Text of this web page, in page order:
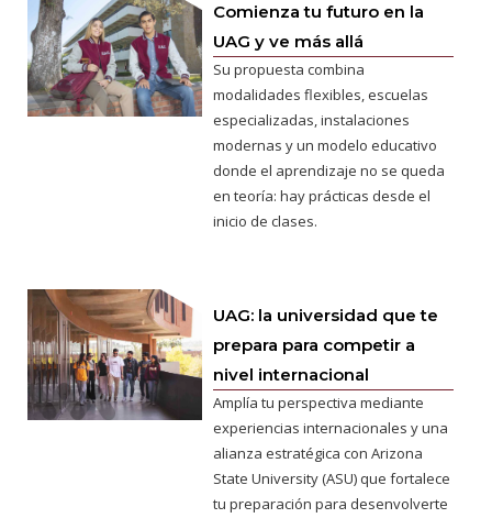
Comienza tu futuro en la
UAG y ve más allá
Su propuesta combina
modalidades flexibles, escuelas
especializadas, instalaciones
modernas y un modelo educativo
donde el aprendizaje no se queda
en teoría: hay prácticas desde el
inicio de clases.
UAG: la universidad que te
prepara para competir a
nivel internacional
Amplía tu perspectiva mediante
experiencias internacionales y una
alianza estratégica con Arizona
State University (ASU) que fortalece
tu preparación para desenvolverte